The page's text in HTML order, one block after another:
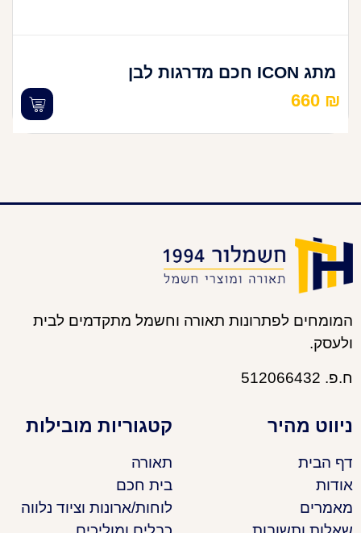
מתג ICON חכם מדרגות לבן
660 ₪
המומחים לפתרונות תאורה וחשמל מתקדמים לבית
ולעסק.
ח.פ. 512066432
ניווט מהיר
דף הבית
אודות
מאמרים
קטגוריות מובילות
תאורה
בית חכם
לוחות/ארונות וציוד נלווה